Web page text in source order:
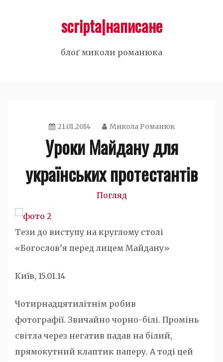
scripta|написане
блоґ миколи романюка
21.01.2014 Микола Романюк
Уроки Майдану для
українських протестантів
Погляд
Тези до виступу на круглому столі
«Богослов’я перед лицем Майдану»
Київ, 15.01.14
Чотирнадцятилітнім робив
фотографії. Звичайно чорно-білі. Промінь
світла через негатив падав на білий,
прямокутний клаптик паперу. А тоді цей